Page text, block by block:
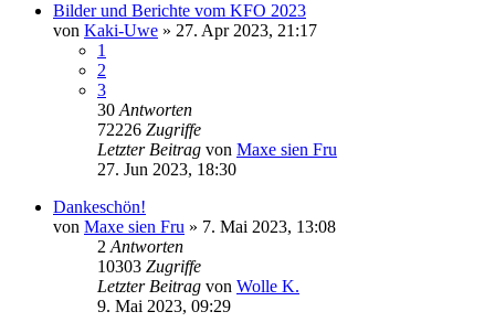
Bilder und Berichte vom KFO 2023
von Kaki-Uwe » 27. Apr 2023, 21:17
1
2
3
30 Antworten
72226 Zugriffe
Letzter Beitrag von Maxe sien Fru
27. Jun 2023, 18:30
Dankeschön!
von Maxe sien Fru » 7. Mai 2023, 13:08
2 Antworten
10303 Zugriffe
Letzter Beitrag von Wolle K.
9. Mai 2023, 09:29